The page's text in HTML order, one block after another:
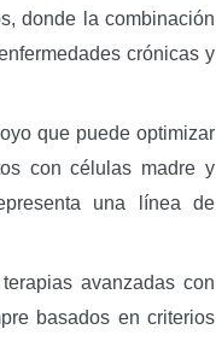
donde la combinación
crónicas y
que puede optimizar
con células madre y
una línea de
avanzadas con
basados en criterios